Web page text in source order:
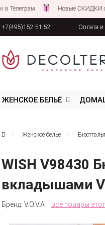
Новые СКИДКИ
+7(495)152-51-52 Оплата и
ЖЕНСКОЕ БЕЛЬЁ
Женское белье
WISH V98430
вкладышами
Бренд: V.O.V.A все товары